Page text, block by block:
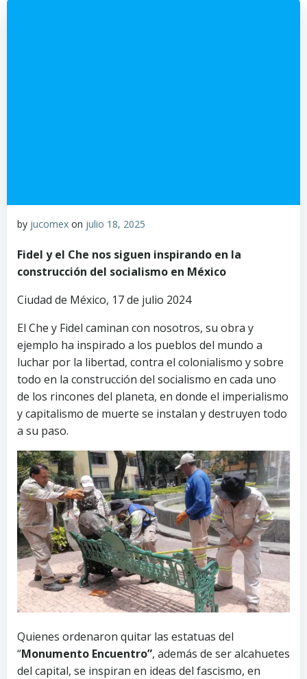
by jucomex on julio 18, 2025
Fidel y el Che nos siguen inspirando en la
construcción del socialismo en México
Ciudad de México, 17 de julio 2024
El Che y Fidel caminan con nosotros, su obra y
ejemplo ha inspirado a los pueblos del mundo a
luchar por la libertad, contra el colonialismo y sobre
todo en la construcción del socialismo en cada uno
de los rincones del planeta, en donde el imperialismo
y capitalismo de muerte se instalan y destruyen todo
a su paso.
Quienes ordenaron quitar las estatuas del
“Monumento Encuentro”, además de ser alcahuetes
del capital, se inspiran en ideas del fascismo, en